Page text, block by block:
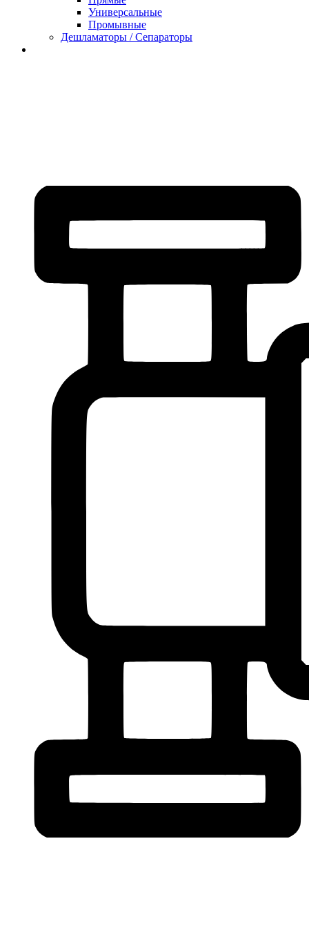
Универсальные
Промывные
Дешламаторы / Сепараторы